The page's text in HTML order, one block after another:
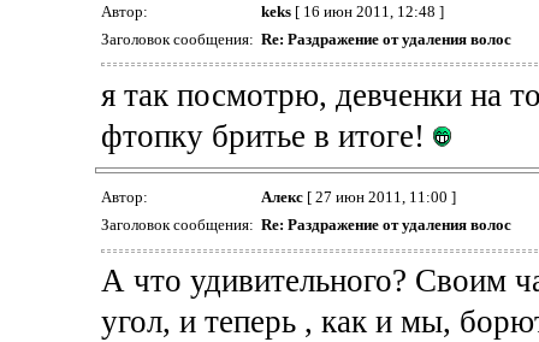
Автор: keks[ 16 июн 2011, 12:48 ]
Заголовок сообщения: Re: Раздражение от удаления волос
я так посмотрю, девченки на
фтопку бритье в итоге!
Автор: Алекс[ 27 июн 2011, 11:00 ]
Заголовок сообщения: Re: Раздражение от удаления волос
А что удивительного? Своим
угол, и теперь , как и мы,